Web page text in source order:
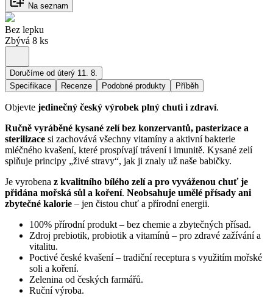
Na seznam
Bez lepku
Zbývá 8 ks
Doručíme od úterý 11. 8.
Specifikace
Recenze Podobné produkty Příběh
Objevte jedinečný český výrobek plný chuti i zdraví.
Ručně vyráběné kysané zelí bez konzervantů, pasterizace a
sterilizace si zachovává všechny vitamíny a aktivní bakterie
mléčného kvašení, které prospívají trávení i imunitě. Kysané zelí
splňuje principy „živé stravy“, jak ji znaly už naše babičky.
Je vyrobena z kvalitního bílého zelí a pro vyváženou chuť je
přidána mořská sůl a koření. Neobsahuje umělé přísady ani
zbytečné kalorie – jen čistou chuť a přírodní energii.
100% přírodní produkt – bez chemie a zbytečných přísad.
Zdroj prebiotik, probiotik a vitamínů – pro zdravé zažívání a
vitalitu.
Poctivé české kvašení – tradiční receptura s využitím mořské
soli a koření.
Zelenina od českých farmářů.
Ruční výroba.